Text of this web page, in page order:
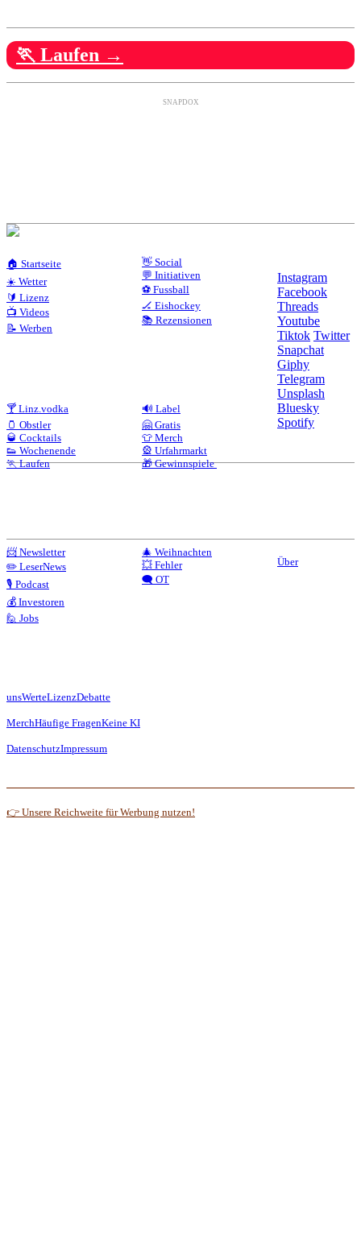
🏃 Laufen →
SNAPDOX
🏠 Startseite
☀️ Wetter
🔰 Lizenz
📺 Videos
📝 Werben
👋 Social
💬 Initiativen
⚽ Fussball
🏒 Eishockey
📚 Rezensionen
🍸 Linz.vodka
🫙 Obstler
🥃 Cocktails
👟 Wochenende
🏃 Laufen
🔊 Label
🤗 Gratis
👕 Merch
🎡 Urfahrmarkt
🎁 Gewinnspiele
📨 Newsletter
✏️ LeserNews
🎙️ Podcast
💰 Investoren
🙋 Jobs
🎄 Weihnachten
💥 Fehler
🗨️ OT
Instagram
Facebook
Threads
Youtube
Tiktok Twitter
Snapchat
Giphy
Telegram
Unsplash
Bluesky
Spotify
Über
unsWerteLizenzDebatte
MerchHäufige FragenKeine KI
DatenschutzImpressum
👉 Unsere Reichweite für Werbung nutzen!